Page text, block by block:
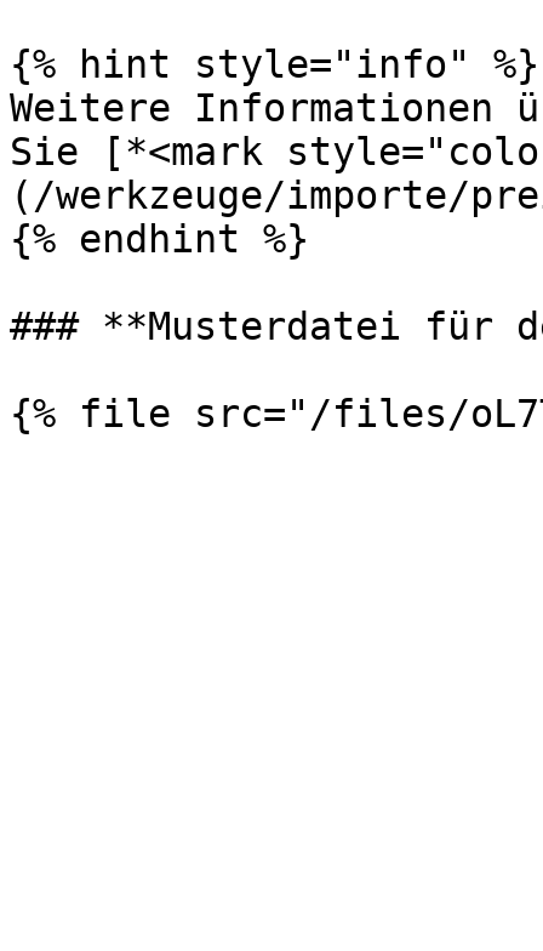
{% hint style="info" %}
Weitere Informationen
Sie [*<mark
(/werkzeuge/importe/
{% endhint %}
### **Musterdatei für